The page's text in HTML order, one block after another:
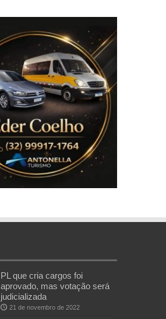
PL que cria cargos foi
aprovado, mas votação será
judicializada
21 de novembro de 2022